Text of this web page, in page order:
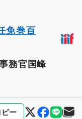
免巻百
務官国峰
ピー